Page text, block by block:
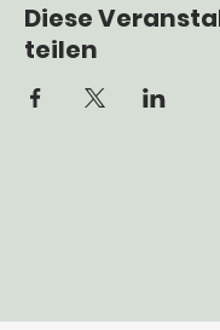
Diese
teilen